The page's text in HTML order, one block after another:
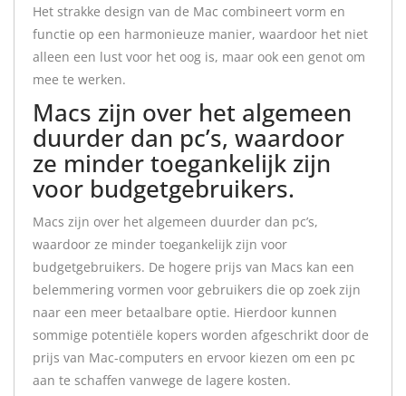
Het strakke design van de Mac combineert vorm en
functie op een harmonieuze manier, waardoor het niet
alleen een lust voor het oog is, maar ook een genot om
mee te werken.
Macs zijn over het algemeen
duurder dan pc’s, waardoor
ze minder toegankelijk zijn
voor budgetgebruikers.
Macs zijn over het algemeen duurder dan pc’s,
waardoor ze minder toegankelijk zijn voor
budgetgebruikers. De hogere prijs van Macs kan een
belemmering vormen voor gebruikers die op zoek zijn
naar een meer betaalbare optie. Hierdoor kunnen
sommige potentiële kopers worden afgeschrikt door de
prijs van Mac-computers en ervoor kiezen om een pc
aan te schaffen vanwege de lagere kosten.